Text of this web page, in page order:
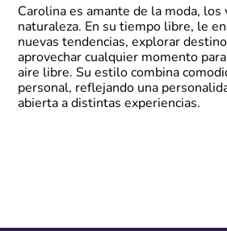
Carolina es amante de la moda, los
naturaleza. En su tiempo libre, le
nuevas tendencias, explorar
aprovechar cualquier momento
aire libre. Su estilo combina
personal, reflejando una
abierta a distintas experiencias.